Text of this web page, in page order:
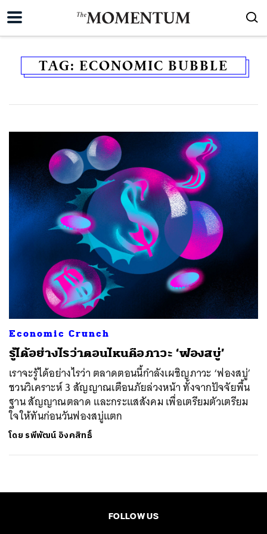
TAG: ECONOMIC BUBBLE
Economic Crunch
รู้ได้อย่างไรว่าตอนไหนคือภาวะ ‘ฟองสบู่’
เราจะรู้ได้อย่างไรว่า ตลาดตอนนี้กำลังเผชิญภาวะ ‘ฟองสบู่’
ชวนวิเคราะห์ 3 สัญญาณเตือนภัยล่วงหน้า ทั้งจากปัจจัยพื้น
ฐาน สัญญาณตลาด และกระแสสังคม เพื่อเตรียมตัวเตรียม
ใจให้ทันก่อนวันฟองสบู่แตก
โดย รพีพัฒน์ อิงคสิทธิ์
FOLLOW US
SHARE EMAIL